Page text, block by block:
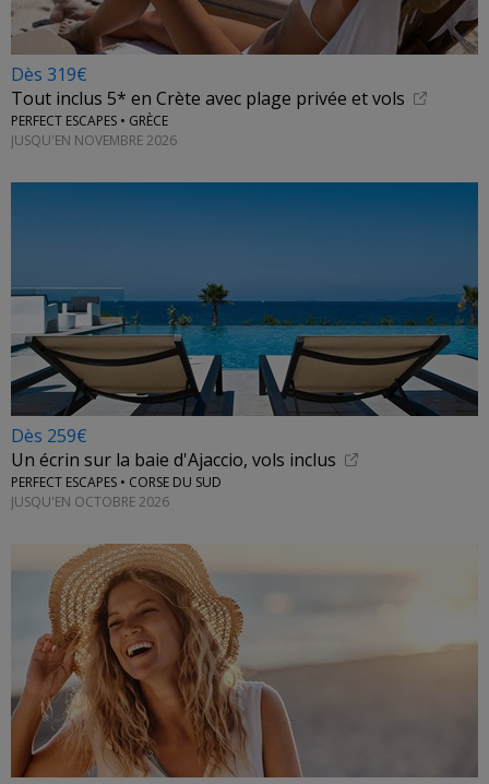
Dès 319€
Tout inclus 5* en Crète avec plage privée et vols
PERFECT ESCAPES • GRÈCE
JUSQU'EN NOVEMBRE 2026
Dès 259€
Un écrin sur la baie d'Ajaccio, vols inclus
PERFECT ESCAPES • CORSE DU SUD
JUSQU'EN OCTOBRE 2026